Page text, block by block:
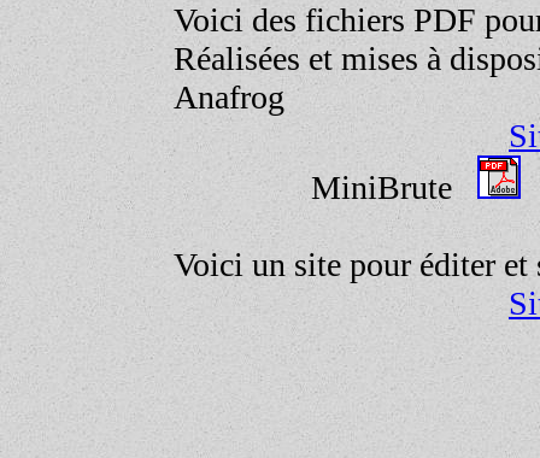
Voici des fichiers PDF
Réalisées et mises à
Anafrog
MiniBrute
Voici un site pour éditer et